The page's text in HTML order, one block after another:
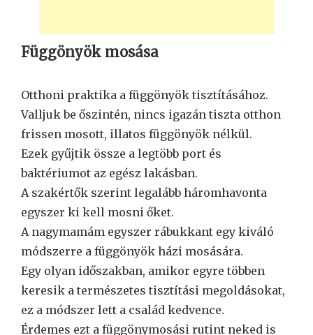
Függönyök mosása
Otthoni praktika a függönyök tisztításához.
Valljuk be őszintén, nincs igazán tiszta otthon
frissen mosott, illatos függönyök nélkül.
Ezek gyűjtik össze a legtöbb port és
baktériumot az egész lakásban.
A szakértők szerint legalább háromhavonta
egyszer ki kell mosni őket.
A nagymamám egyszer rábukkant egy kiváló
módszerre a függönyök házi mosására.
Egy olyan időszakban, amikor egyre többen
keresik a természetes tisztítási megoldásokat,
ez a módszer lett a család kedvence.
Érdemes ezt a függönymosási rutint neked is